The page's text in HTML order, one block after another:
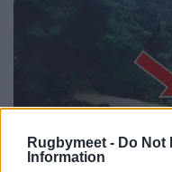
Rugbymeet - Do Not
Information